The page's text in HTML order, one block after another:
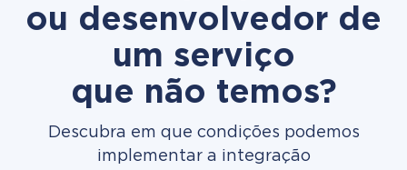
ou desenvolvedor de
um serviço
que não temos?
Descubra em que condições podemos
implementar a integração